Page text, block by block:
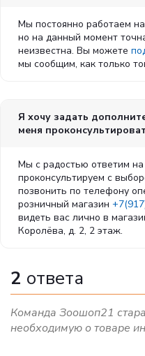
Мы постоянно работаем
но на данный момент
неизвестна. Вы можете
мы сообщим, как только
Я хочу задать
меня
Мы с радостью ответим
проконсультируем с
позвонить по телефону
розничный магазин
видеть вас лично в
Королёва, д. 2, 2 этаж.
2 ответа
Команда Зоошоп21
необходимую о товаре